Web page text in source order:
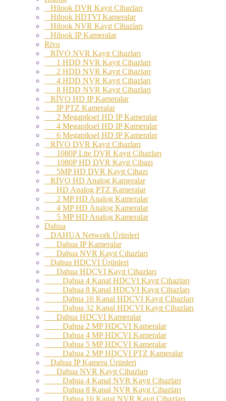
Hilook DVR Kayıt Cihazları
Hilook HDTVI Kameralar
Hilook NVR Kayıt Cihazları
Hilook IP Kameralar
Rivo
RİVO NVR Kayıt Cihazları
1 HDD NVR Kayıt Cihazları
2 HDD NVR Kayıt Cihazları
4 HDD NVR Kayıt Cihazları
8 HDD NVR Kayıt Cihazları
RİVO HD IP Kameralar
IP PTZ Kameralar
2 Megapiksel HD IP Kameralar
4 Megapiksel HD IP Kameralar
6 Megapiksel HD IP Kameralar
RİVO DVR Kayıt Cihazları
1080P Lite DVR Kayıt Cihazları
1080P HD DVR Kayıt Cihazı
5MP HD DVR Kayıt Cihazı
RİVO HD Analog Kameralar
HD Analog PTZ Kameralar
2 MP HD Analog Kameralar
4 MP HD Analog Kameralar
5 MP HD Analog Kameralar
Dahua
DAHUA Network Ürünleri
Dahua IP Kameralar
Dahua NVR Kayıt Cıhazları
Dahua HDCVI Ürünleri
Dahua HDCVI Kayıt Cihazları
Dahua 4 Kanal HDCVI Kayıt Cihazları
Dahua 8 Kanal HDCVI Kayıt Cihazları
Dahua 16 Kanal HDCVI Kayıt Cihazları
Dahua 32 Kanal HDCVI Kayıt Cihazları
Dahua HDCVI Kameralar
Dahua 2 MP HDCVI Kameralar
Dahua 4 MP HDCVI Kameralar
Dahua 5 MP HDCVI Kameralar
Dahua 2 MP HDCVI PTZ Kameralar
Dahua İP Kamera Ürünleri
Dahua NVR Kayıt Cihazları
Dahua 4 Kanal NVR Kayıt Cihazları
Dahua 8 Kanal NVR Kayıt Cihazları
Dahua 16 Kanal NVR Kayıt Cihazları